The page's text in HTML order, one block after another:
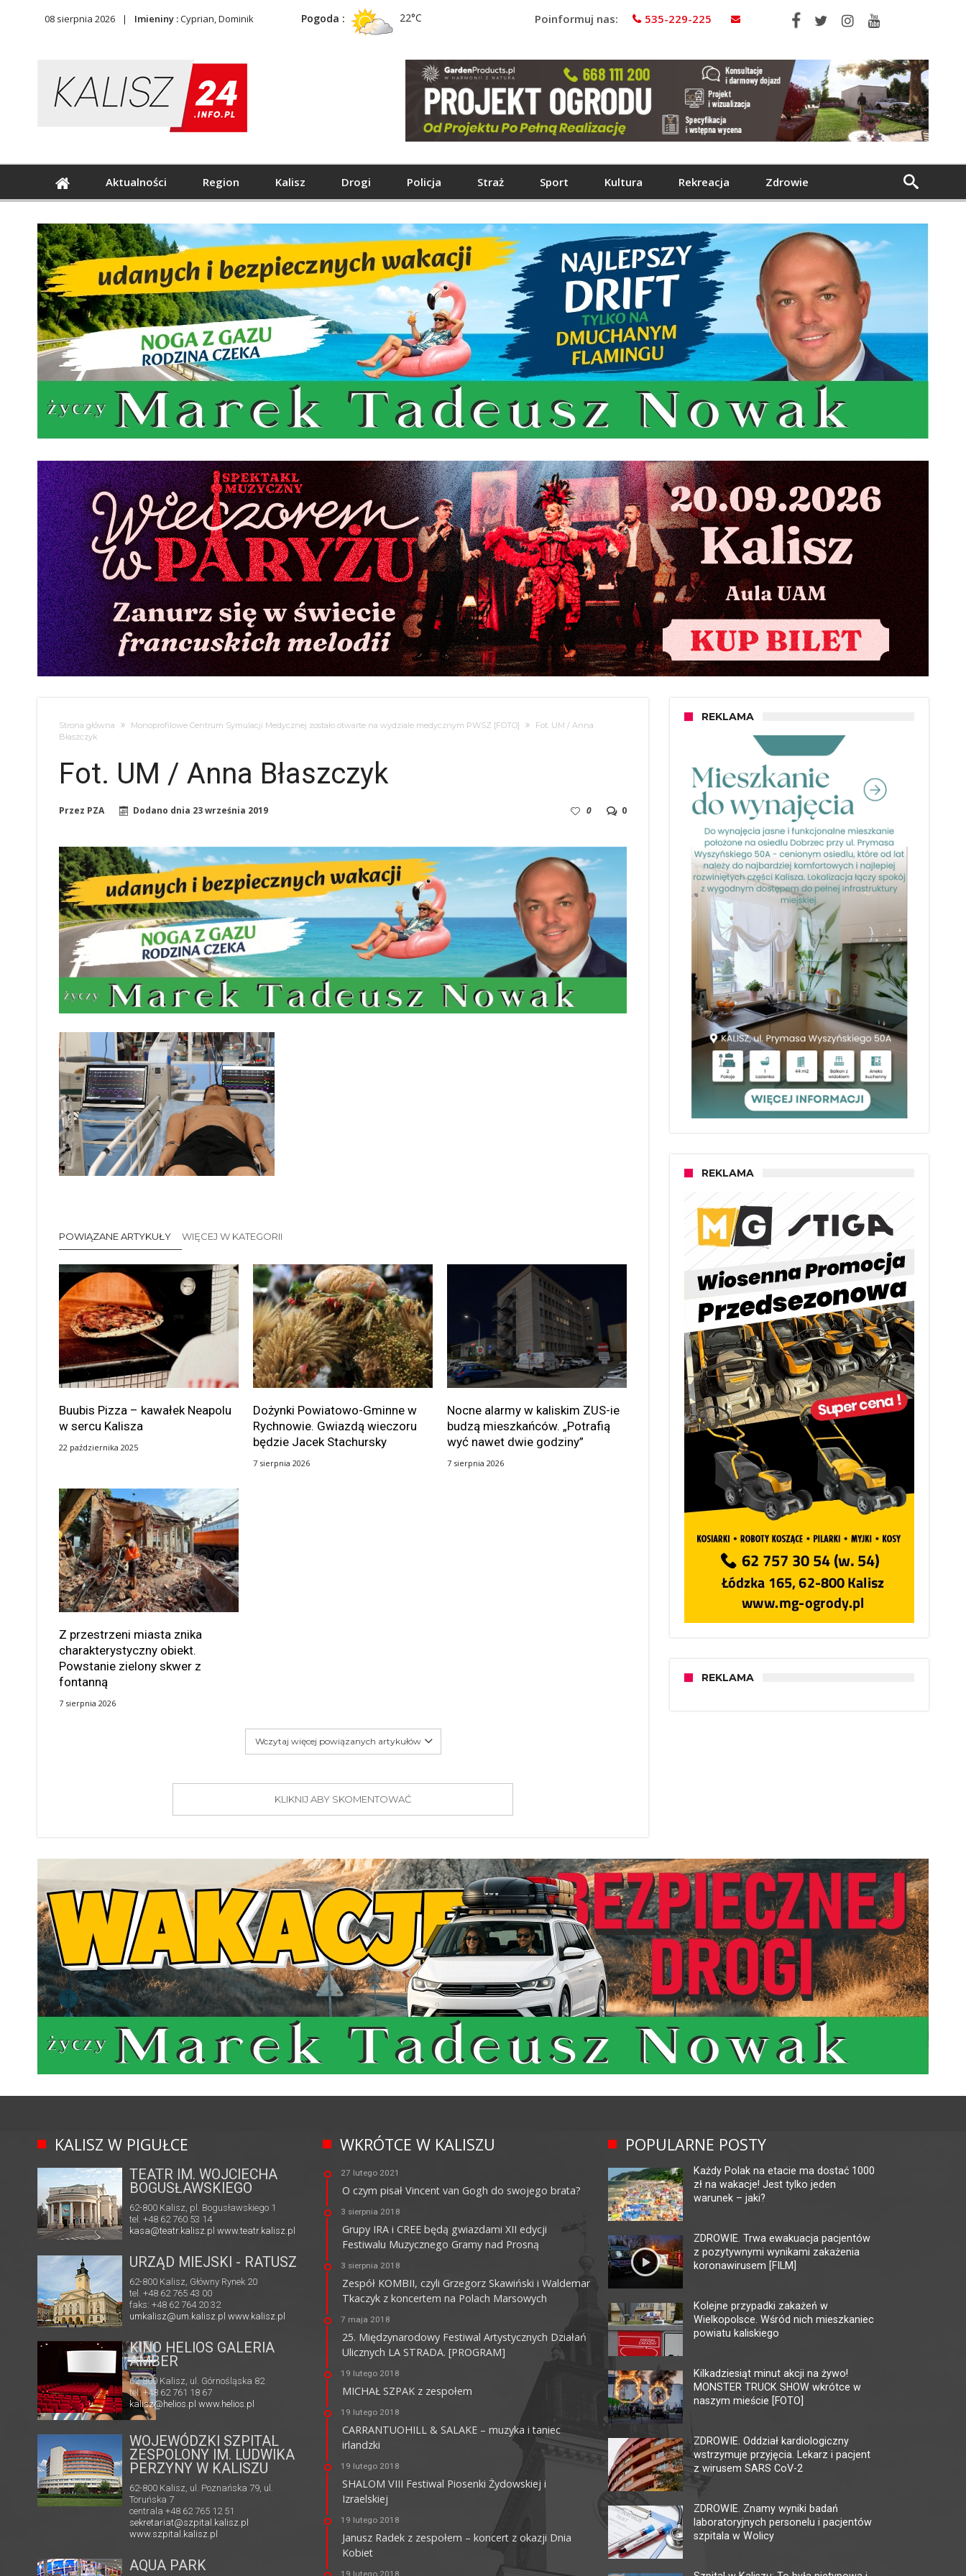
08 sierpnia 2026 Imieniny :Cyprian, Dominik Pogoda : 22°C Poinformuj nas: 535-229-225
Aktualności Region Kalisz Drogi Policja Straż Sport Kultura Rekreacja Zdrowie
Strona główna Monoprofilowe Centrum Symulacji Medycznej zostało otwarte na wydziale medycznym PWSZ [FOTO]
Fot. UM / Anna
Błaszczyk
Fot. UM / Anna Błaszczyk
Przez PZA Dodano dnia 23 września 2019 0
0
POWIĄZANE ARTYKUŁY WIĘCEJ W KATEGORII
Buubis Pizza – kawałek Neapolu
w sercu Kalisza
22 października 2025
Dożynki Powiatowo-Gminne w
Rychnowie. Gwiazdą wieczoru
będzie Jacek Stachursky
7 sierpnia 2026
Nocne alarmy w kaliskim ZUS-ie
budzą mieszkańców. „Potrafią
wyć nawet dwie godziny”
7 sierpnia 2026
Z przestrzeni miasta znika
charakterystyczny obiekt.
Powstanie zielony skwer z
fontanną
7 sierpnia 2026
Wczytaj więcej powiązanych artykułów
KLIKNIJ ABY SKOMENTOWAĆ
REKLAMA
REKLAMA
REKLAMA
KALISZ W PIGUŁCE
TEATR IM. WOJCIECHA
BOGUSŁAWSKIEGO
62-800 Kalisz, pl. Bogusławskiego 1
tel. +48 62 760 53 14
kasa@teatr.kalisz.pl www.teatr.kalisz.pl
URZĄD MIEJSKI - RATUSZ
62-800 Kalisz, Główny Rynek 20
tel. +48 62 765 43 00
faks: +48 62 764 20 32
umkalisz@um.kalisz.pl www.kalisz.pl
KINO HELIOS GALERIA
AMBER
62-800 Kalisz, ul. Górnośląska 82
tel. +48 62 761 18 67
kalisz@helios.pl www.helios.pl
KINO CENTRUM
tel. +48 62 765 25 01
ckis.kalisz.pl/
MULTIKINO GALERIA
TĘCZA
62-800 Kalisz, ul. 3 Maja 1
tel. + 48 41 267 23 84
multikino.pl
WOJEWÓDZKI SZPITAL
ZESPOLONY IM. LUDWIKA
PERZYNY W KALISZU
62-800 Kalisz, ul. Poznańska 79, ul.
Toruńska 7
centrala +48 62 765 12 51
sekretariat@szpital.kalisz.pl
www.szpital.kalisz.pl
AQUA PARK
WKRÓTCE W KALISZU
27 lutego 2021
O czym pisał Vincent van Gogh do swojego brata?
3 sierpnia 2018
Grupy IRA i CREE będą gwiazdami XII edycji
Festiwalu Muzycznego Gramy nad Prosną
3 sierpnia 2018
Zespół KOMBII, czyli Grzegorz Skawiński i Waldemar
Tkaczyk z koncertem na Polach Marsowych
7 maja 2018
25. Międzynarodowy Festiwal Artystycznych Działań
Ulicznych LA STRADA. [PROGRAM]
19 lutego 2018
MICHAŁ SZPAK z zespołem
19 lutego 2018
CARRANTUOHILL & SALAKE – muzyka i taniec
irlandzki
19 lutego 2018
SHALOM VIII Festiwal Piosenki Żydowskiej i
Izraelskiej
19 lutego 2018
Janusz Radek z zespołem – koncert z okazji Dnia
Kobiet
19 lutego 2018
POPULARNE POSTY
Każdy Polak na etacie ma dostać 1000
zł na wakacje! Jest tylko jeden
warunek – jaki?
ZDROWIE. Trwa ewakuacja pacjentów
z pozytywnymi wynikami zakażenia
koronawirusem [FILM]
Kolejne przypadki zakażeń w
Wielkopolsce. Wśród nich mieszkaniec
powiatu kaliskiego
Kilkadziesiąt minut akcji na żywo!
MONSTER TRUCK SHOW wkrótce w
naszym mieście [FOTO]
ZDROWIE. Oddział kardiologiczny
wstrzymuje przyjęcia. Lekarz i pacjent
z wirusem SARS CoV-2
ZDROWIE. Znamy wyniki badań
laboratoryjnych personelu i pacjentów
szpitala w Wolicy